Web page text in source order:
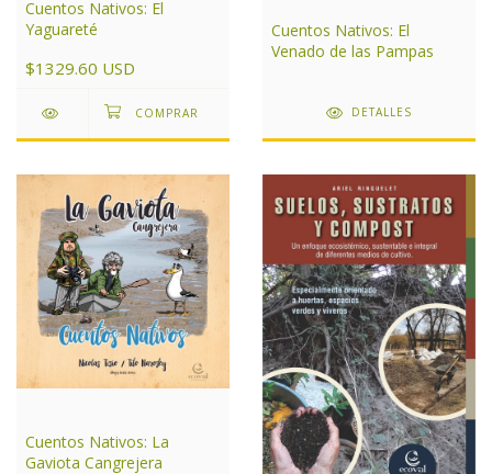
Cuentos Nativos: El
Yaguareté
$1329.60 USD
Cuentos Nativos: El
Venado de las Pampas
DETALLES
Cuentos Nativos: La
Gaviota Cangrejera